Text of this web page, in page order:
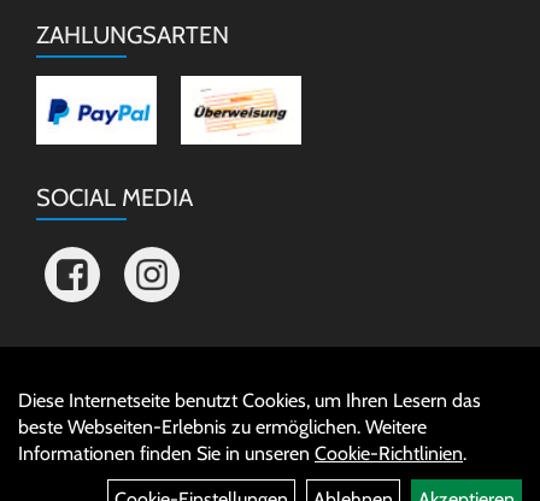
ZAHLUNGSARTEN
SOCIAL MEDIA
Diese Internetseite benutzt Cookies, um Ihren Lesern das
beste Webseiten-Erlebnis zu ermöglichen. Weitere
Informationen finden Sie in unseren Cookie-Richtlinien.
Auftrag widerrufen